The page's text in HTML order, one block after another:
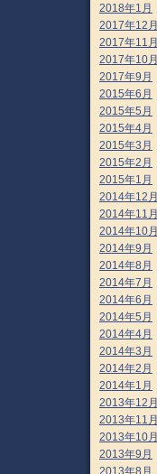
2018年1月
2017年12月
2017年11月
2017年10月
2017年9月
2015年6月
2015年5月
2015年4月
2015年3月
2015年2月
2015年1月
2014年12月
2014年11月
2014年10月
2014年9月
2014年8月
2014年7月
2014年6月
2014年5月
2014年4月
2014年3月
2014年2月
2014年1月
2013年12月
2013年11月
2013年10月
2013年9月
2013年8月